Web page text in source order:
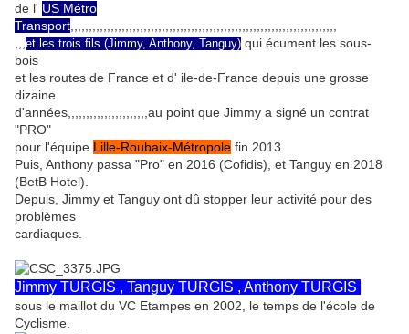
de l' US Métro
Transport
et les trois fils (Jimmy, Anthony, Tanguy) qui écument les sous-
bois
et les routes de France et d' ile-de-France depuis une grosse
dizaine
d'années,,,,,,,,,,,,,,,,,,,,,,au point que Jimmy a signé un contrat
"PRO"
pour l'équipe Lille-Roubaix-Métropole fin 2013.
Puis, Anthony passa "Pro" en 2016 (Cofidis), et Tanguy en 2018
(BetB Hotel).
Depuis, Jimmy et Tanguy ont dû stopper leur activité pour des
problèmes
cardiaques.
Jimmy TURGIS , Tanguy TURGIS , Anthony TURGIS
sous le maillot du VC Etampes en 2002, le temps de l'école de
Cyclisme.